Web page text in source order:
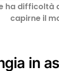
ha difficoltà
capirne il
in